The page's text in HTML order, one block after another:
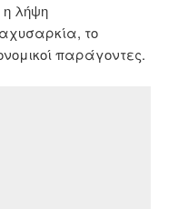
η λήψη
το
παράγοντες.